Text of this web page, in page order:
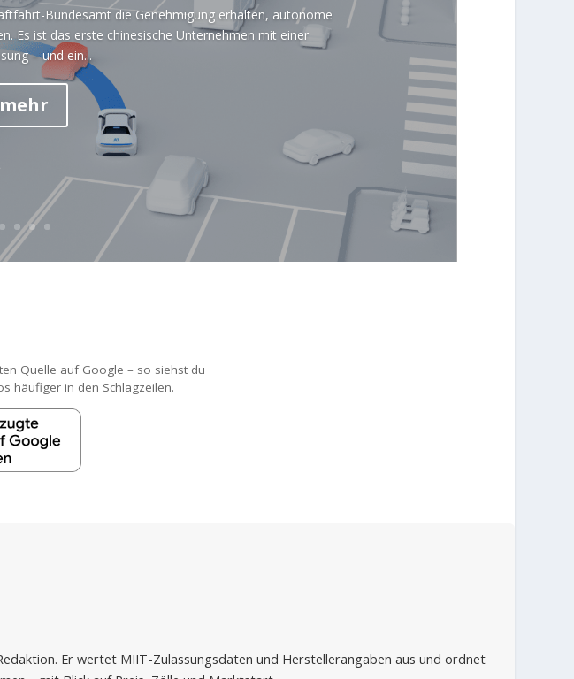
Bundesamt die Genehmigung erhalten, autonome
Es ist das erste chinesische Unternehmen mit einer
– und ein...
Quelle auf Google – so siehst du
häufiger in den Schlagzeilen.
Er wertet MIIT-Zulassungsdaten und Herstellerangaben aus und ordnet